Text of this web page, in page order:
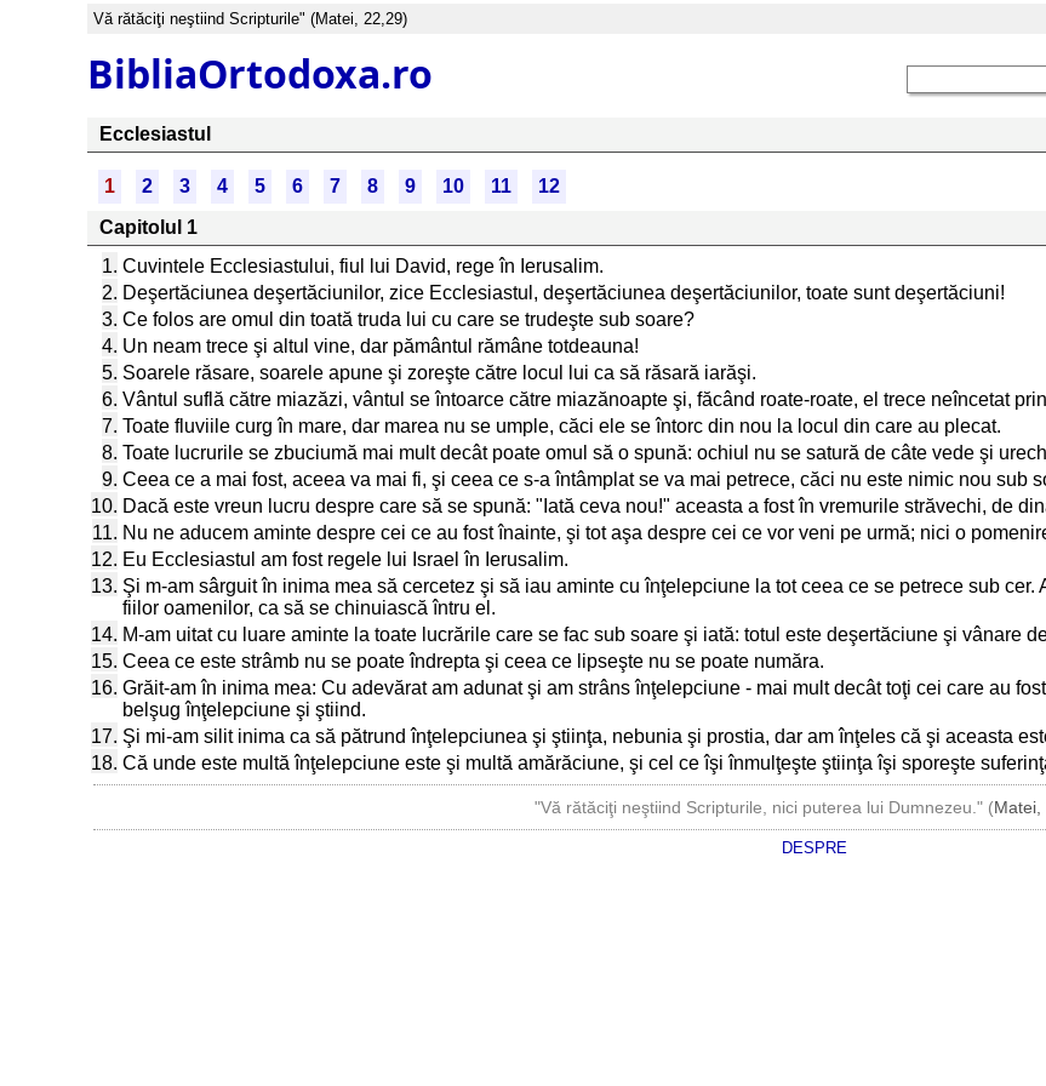
Vă rătăciţi neştiind Scripturile" (Matei, 22,29)
BibliaOrtodoxa.ro
Ecclesiastul
1 2 3 4 5 6 7 8 9 10 11
12
Capitolul 1
1. Cuvintele Ecclesiastului, fiul lui David, rege în Ierusalim.
2. Deşertăciunea deşertăciunilor, zice Ecclesiastul, deşertăciunea deşertăciunilor, toate sunt deşertăciuni!
3. Ce folos are omul din toată truda lui cu care se trudeşte sub soare?
4. Un neam trece şi altul vine, dar pământul rămâne totdeauna!
5. Soarele răsare, soarele apune şi zoreşte către locul lui ca să răsară iarăşi.
6. Vântul suflă către miazăzi, vântul se întoarce către miazănoapte şi, făcând roate-roate, el trece neîncetat
7. Toate fluviile curg în mare, dar marea nu se umple, căci ele se întorc din nou la locul din care au plecat.
8. Toate lucrurile se zbuciumă mai mult decât poate omul să o spună: ochiul nu se satură de câte vede şi
9. Ceea ce a mai fost, aceea va mai fi, şi ceea ce s-a întâmplat se va mai petrece, căci nu este nimic nou sub
10. Dacă este vreun lucru despre care să se spună: "Iată ceva nou!" aceasta a fost în vremurile străvechi, de
11. Nu ne aducem aminte despre cei ce au fost înainte, şi tot aşa despre cei ce vor veni pe urmă; nici o
12. Eu Ecclesiastul am fost regele lui Israel în Ierusalim.
13. Şi m-am sârguit în inima mea să cercetez şi să iau aminte cu înţelepciune la tot ceea ce se petrece sub
fiilor oamenilor, ca să se chinuiască întru el.
14. M-am uitat cu luare aminte la toate lucrările care se fac sub soare şi iată: totul este deşertăciune şi vânare
15. Ceea ce este strâmb nu se poate îndrepta şi ceea ce lipseşte nu se poate număra.
16. Grăit-am în inima mea: Cu adevărat am adunat şi am strâns înţelepciune - mai mult decât toţi cei care au
belşug înţelepciune şi ştiind.
17. Şi mi-am silit inima ca să pătrund înţelepciunea şi ştiinţa, nebunia şi prostia, dar am înţeles că şi aceasta
18. Că unde este multă înţelepciune este şi multă amărăciune, şi cel ce îşi înmulţeşte ştiinţa îşi sporeşte
"Vă rătăciţi neştiind Scripturile, nici puterea lui Dumnezeu." (Matei,
DESPRE